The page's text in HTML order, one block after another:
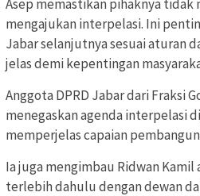
Asep memastikan pihaknya tidak
mengajukan interpelasi. Ini
Jabar selanjutnya sesuai aturan
jelas demi kepentingan
Anggota DPRD Jabar dari Fraksi
menegaskan agenda interpelasi
memperjelas capaian
Ia juga mengimbau Ridwan
terlebih dahulu dengan dewan